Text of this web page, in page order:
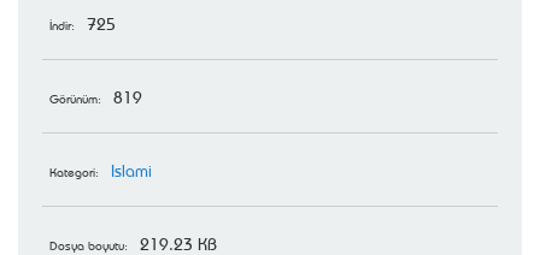
İndir: 725
Görünüm: 819
Kategori: Islami
Dosya boyutu: 219.23 KB